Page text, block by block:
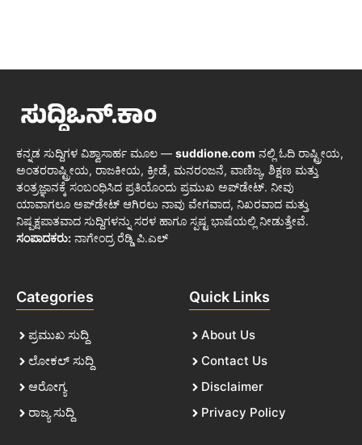
ಕನ್ನಡ ಸುದ್ದಿಗಳ ವಿಶ್ವಾಸಾರ್ಹ ಮೂಲ — suddione.com ನಲ್ಲಿ ಓದಿ ರಾಷ್ಟ್ರೀಯ,
ಅಂತರರಾಷ್ಟ್ರೀಯ, ರಾಜಕೀಯ, ಕ್ರೀಡೆ, ಮನರಂಜನೆ, ವಾಣಿಜ್ಯ, ಶಿಕ್ಷಣ ಮತ್ತು
ತಂತ್ರಜ್ಞಾನಕ್ಕೆ ಸಂಬಂಧಿಸಿದ ಪ್ರತಿಯೊಂದು ಪ್ರಮುಖ ಅಪ್‌ಡೇಟ್. ನೀವು
ಯಾವಾಗಲೂ ಅಪ್‌ಡೇಟ್ ಆಗಿರಲು ನಾವು ವೇಗವಾದ, ನಿಖರವಾದ ಮತ್ತು
ನಿಷ್ಪಕ್ಷಪಾತವಾದ ಸುದ್ದಿಗಳನ್ನು ಸರಳ ಹಾಗೂ ಸ್ಪಷ್ಟ ಭಾಷೆಯಲ್ಲಿ ನೀಡುತ್ತೇವೆ.
ಸಂಪಾದಕರು: ನಾಗೇಂದ್ರ ರೆಡ್ಡಿ ಪಿ.ಎಲ್
Categories
ಪ್ರಮುಖ ಸುದ್ದಿ
ಲೋಕಲ್ ಸುದ್ದಿ
ಆರೋಗ್ಯ
ರಾಜ್ಯ ಸುದ್ದಿ
Quick Links
About Us
Contact Us
Disclaimer
Privacy Policy